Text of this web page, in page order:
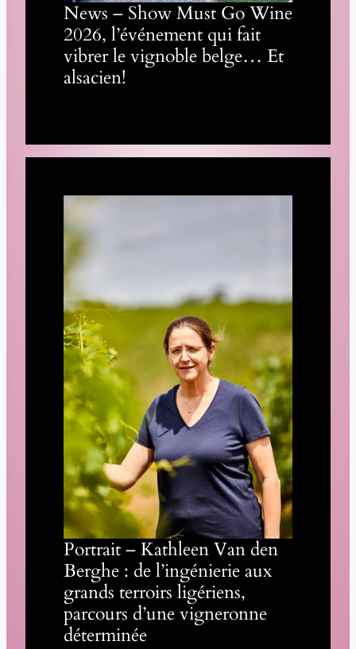
News – Show Must Go Wine
2026, l’événement qui fait
vibrer le vignoble belge… Et
alsacien!
Portrait – Kathleen Van den
Berghe : de l’ingénierie aux
grands terroirs ligériens,
parcours d’une vigneronne
déterminée